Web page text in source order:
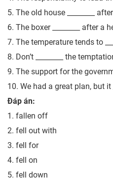
5. The old house ________
6. The boxer ________ after a
7. The temperature tends to
8. Don’t ________ the
9. The support for the
10. We had a great plan, but it
Đáp án:
1. fallen off
2. fell out with
3. fell for
4. fell on
5. fell down